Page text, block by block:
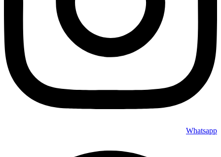
Whatsapp